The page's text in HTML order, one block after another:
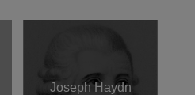
Joseph Haydn